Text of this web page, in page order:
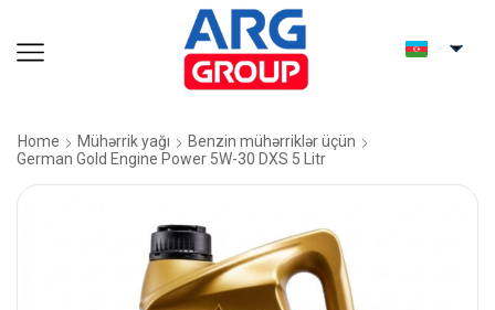
Home Mühərrik yağı
Benzin mühərriklər üçün
German Gold Engine Power 5W-30 DXS 5 Litr